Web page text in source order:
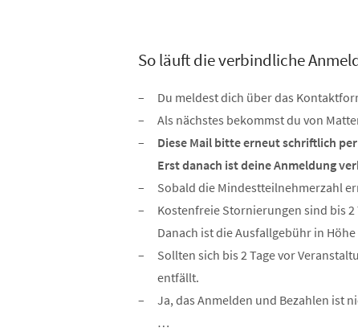
So läuft die verbindliche
Du meldest dich über das
Als nächstes bekommst du von
Diese Mail bitte erneut schriftlich
Erst danach ist deine Anmeldung
Sobald die Mindestteilnehmerzahl
Kostenfreie Stornierungen sind bis
Danach ist die Ausfallgebühr in
Sollten sich bis 2 Tage vor
entfällt.
Ja, das Anmelden und Bezahlen ist
…